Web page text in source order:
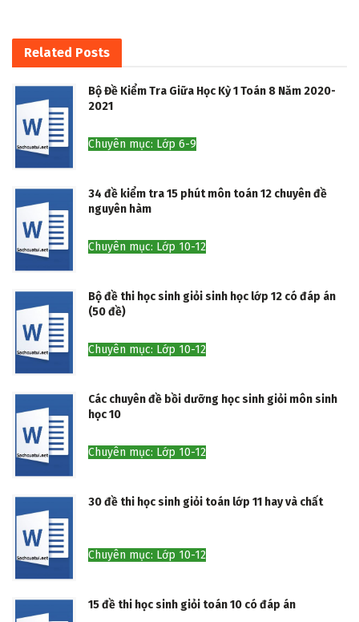
Related Posts
Bộ Đề Kiểm Tra Giữa Học Kỳ 1 Toán 8 Năm 2020-
2021
Chuyên mục: Lớp 6-9
34 đề kiểm tra 15 phút môn toán 12 chuyên đề
nguyên hàm
Chuyên mục: Lớp 10-12
Bộ đề thi học sinh giỏi sinh học lớp 12 có đáp án
(50 đề)
Chuyên mục: Lớp 10-12
Các chuyên đề bồi dưỡng học sinh giỏi môn sinh
học 10
Chuyên mục: Lớp 10-12
30 đề thi học sinh giỏi toán lớp 11 hay và chất
Chuyên mục: Lớp 10-12
15 đề thi học sinh giỏi toán 10 có đáp án